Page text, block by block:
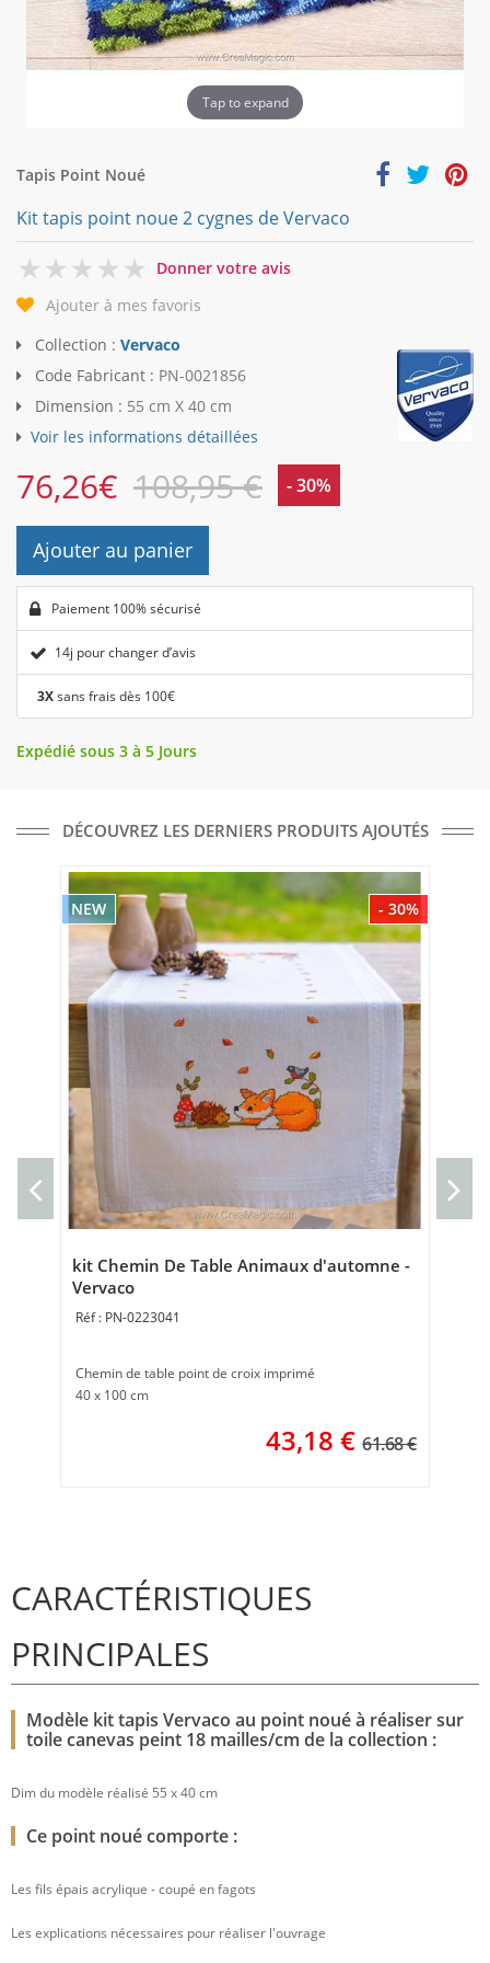
Tap to expand
Tapis Point Noué
Kit tapis point noue 2 cygnes de Vervaco
0
Donner votre avis
Ajouter à mes favoris
Collection : Vervaco
Code Fabricant : PN-0021856
Dimension : 55 cm X 40 cm
Voir les informations détaillées
76,26€ 108,95 € - 30%
Ajouter au panier
Paiement 100% sécurisé
14j pour changer d’avis
3Xsans frais dès 100€
Expédié sous 3 à 5 Jours
DÉCOUVREZ LES DERNIERS PRODUITS AJOUTÉS
- 30%
NEW
kit Chemin De Table Animaux d'automne -
Vervaco
PN-0223041
Chemin de table point de croix imprimé
40 x 100 cm
43,18 € 61.68 €
CARACTÉRISTIQUES
PRINCIPALES
Modèle kit tapis Vervaco au point noué à réaliser sur
toile canevas peint 18 mailles/cm de la collection :
Dim du modèle réalisé 55 x 40 cm
Ce point noué comporte :
Les fils épais acrylique - coupé en fagots
Les explications nécessaires pour réaliser l'ouvrage